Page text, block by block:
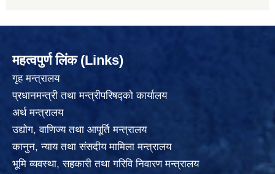
महत्वपुर्ण लिंक (Links)
गृह मन्त्रालय
प्रधानमन्त्री तथा मन्त्रीपरिषद्को कार्यालय
अर्थ मन्त्रालय
उद्योग, वाणिज्य तथा आपूर्ति मन्त्रालय
कानुन, न्याय तथा संसदीय मामिला मन्त्रालय
भूमि व्यवस्था, सहकारी तथा गरिवि निवारण मन्त्रालय